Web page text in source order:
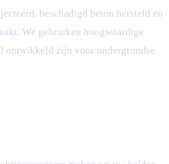
beschadigd beton hersteld en
We gebruiken hoogwaardige
ontwikkeld zijn voor ondergrondse